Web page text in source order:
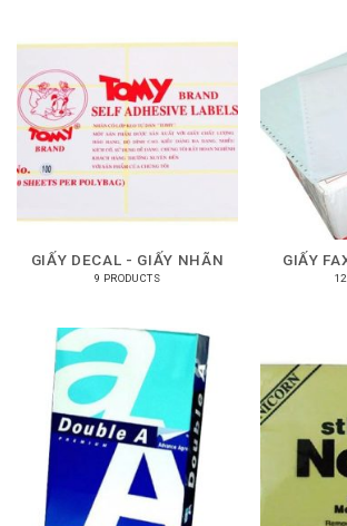
GIẤY DECAL - GIẤY NHÃN
9 PRODUCTS
GIẤY